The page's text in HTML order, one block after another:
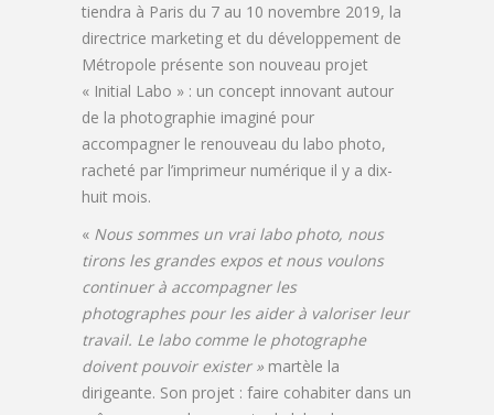
tiendra à Paris du 7 au 10 novembre 2019, la
directrice marketing et du développement de
Métropole présente son nouveau projet
« Initial Labo » : un concept innovant autour
de la photographie imaginé pour
accompagner le renouveau du labo photo,
racheté par l’imprimeur numérique il y a dix-
huit mois.
« Nous sommes un vrai labo photo, nous
tirons les grandes expos et nous voulons
continuer à accompagner les
photographes pour les aider à valoriser leur
travail. Le labo comme le photographe
doivent pouvoir exister » martèle la
dirigeante. Son projet : faire cohabiter dans un